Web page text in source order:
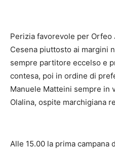
Perizia favorevole per
Cesena piuttosto ai margini
sempre partitore eccelso e
contesa, poi in ordine di
Manuele Matteini sempre in
Olalina, ospite marchigiana
Alle 15.00 la prima